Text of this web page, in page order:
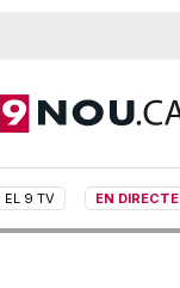
EL 9 TV EN DIRECTE